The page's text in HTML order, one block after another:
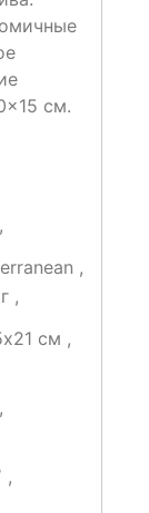
см.
,
,
см ,
,